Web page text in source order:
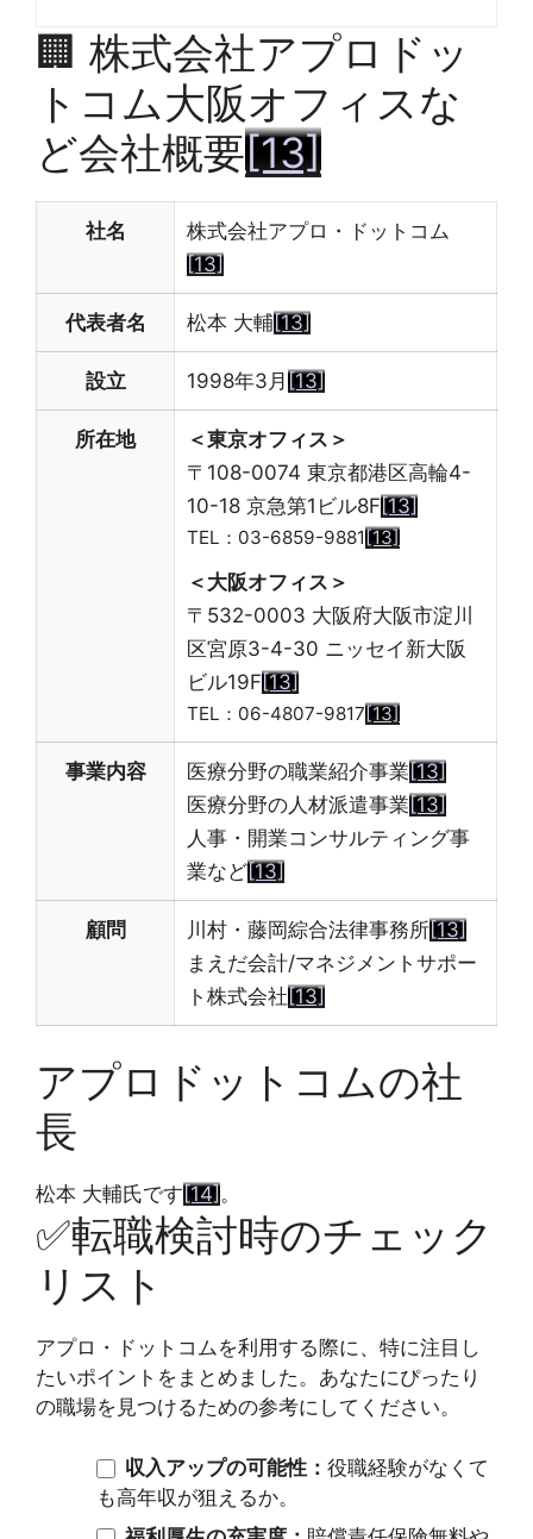
🏢 株式会社アプロドッ
トコム大阪オフィスな
ど会社概要[13]
社名
株式会社アプロ・ドットコム
[13]
代表者名 松本 大輔[13]
設立 1998年3月[13]
所在地
＜東京オフィス＞
〒108-0074 東京都港区高輪4-
10-18 京急第1ビル8F[13]
TEL：03-6859-9881[13]
＜大阪オフィス＞
〒532-0003 大阪府大阪市淀川
区宮原3-4-30 ニッセイ新大阪
ビル19F[13]
TEL：06-4807-9817[13]
事業内容 医療分野の職業紹介事業[13]
医療分野の人材派遣事業[13]
人事・開業コンサルティング事
業など[13]
顧問 川村・藤岡綜合法律事務所[13]
まえだ会計/マネジメントサポー
ト株式会社[13]
アプロドットコムの社
長
松本 大輔氏です[14]。
✅転職検討時のチェック
リスト
アプロ・ドットコムを利用する際に、特に注目し
たいポイントをまとめました。あなたにぴったり
の職場を見つけるための参考にしてください。
収入アップの可能性： 役職経験がなくて
も高年収が狙えるか。